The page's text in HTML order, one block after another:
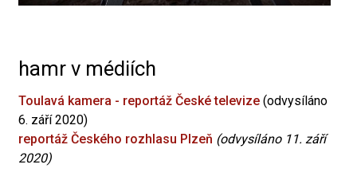
hamr v médiích
Toulavá kamera - reportáž České televize (odvysíláno
6. září 2020)
reportáž Českého rozhlasu Plzeň (odvysíláno 11. září
2020)